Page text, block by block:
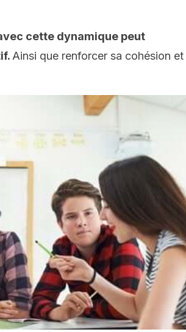
cette dynamique peut
Ainsi que renforcer sa cohésion et